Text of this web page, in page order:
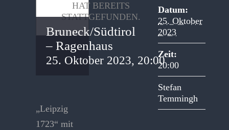
HAT BEREITS
STATTGEFUNDEN.
Bruneck/Südtirol
– Ragenhaus
25. Oktober 2023, 20:00
„Leipzig
1723“ mit
Datum:
25. Oktober
2023
Zeit:
20:00
Stefan
Temmingh